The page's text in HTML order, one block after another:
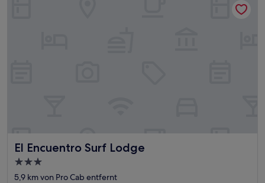
El Encuentro Surf Lodge
El Encuentro Surf Lodge
3.0-
Sterne-
5,9 km von Pro Cab entfernt